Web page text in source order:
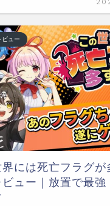
ビュー
界には死亡フラグが
ビュー｜放置で最強